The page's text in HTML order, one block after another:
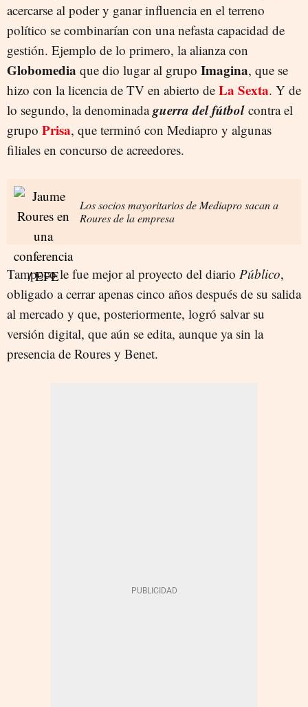
acercarse al poder y ganar influencia en el terreno
político se combinarían con una nefasta capacidad de
gestión. Ejemplo de lo primero, la alianza con
Globomedia que dio lugar al grupo Imagina, que se
hizo con la licencia de TV en abierto de La Sexta. Y de
lo segundo, la denominadaguerra del fútbolcontra el
grupo Prisa, que terminó con Mediapro y algunas
filiales en concurso de acreedores.
Los socios mayoritarios de Mediapro sacan a
Roures de la empresa
Tampoco le fue mejor al proyecto del diario Público,
obligado a cerrar apenas cinco años después de su salida
al mercado y que, posteriormente, logró salvar su
versión digital, que aún se edita, aunque ya sin la
presencia de Roures y Benet.